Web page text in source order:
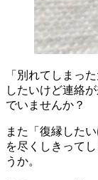
「別れてしまっ
したいけど連絡
でいませんか？
また「復縁した
を尽くしきって
うか。